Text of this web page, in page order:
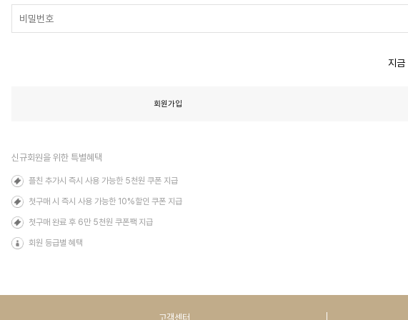
지금
회원가입
신규회원을 위한 특별혜택
플친 추가시 즉시 사용 가능한 5천원 쿠폰 지급
첫구매 시 즉시 사용 가능한 10%할인 쿠폰 지급
첫구매 완료 후 6만 5천원 쿠폰팩 지급
회원 등급별 혜택
고객센터